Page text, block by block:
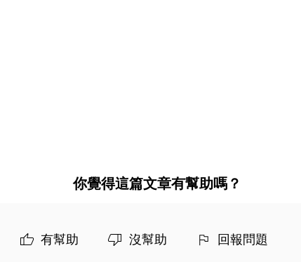
你覺得這篇文章有幫助嗎？
有幫助 沒幫助 回報問題